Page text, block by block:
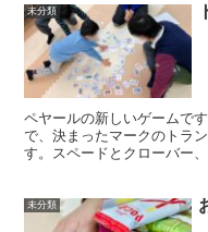
未分類
ペヤールの新しいゲームで
で、決まったマークのトラ
す。スペードとクローバー
未分類